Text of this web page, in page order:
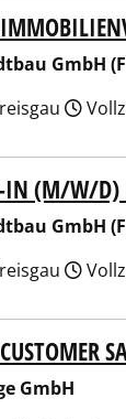
GmbH
IN (M/W/D)
GmbH
GmbH